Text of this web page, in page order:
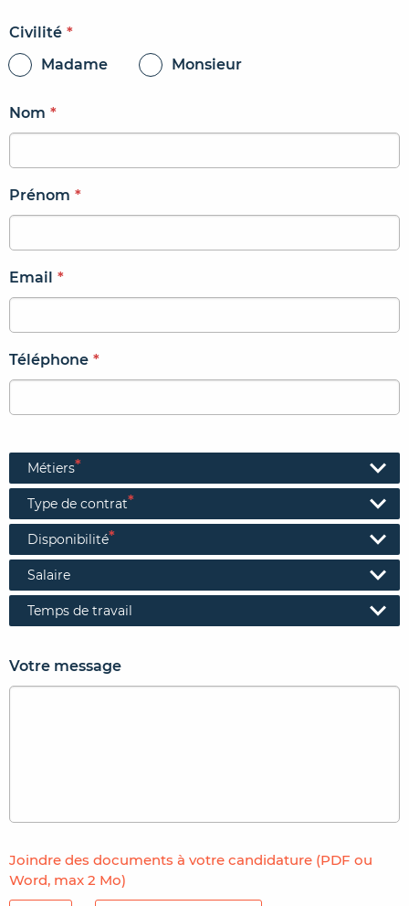
Civilité *
Madame
Monsieur
Nom *
Prénom *
Email *
Téléphone *
Métiers*
Type de contrat*
Disponibilité*
Salaire
Temps de travail
Votre message
Joindre des documents à votre candidature (PDF ou
Word, max 2 Mo)